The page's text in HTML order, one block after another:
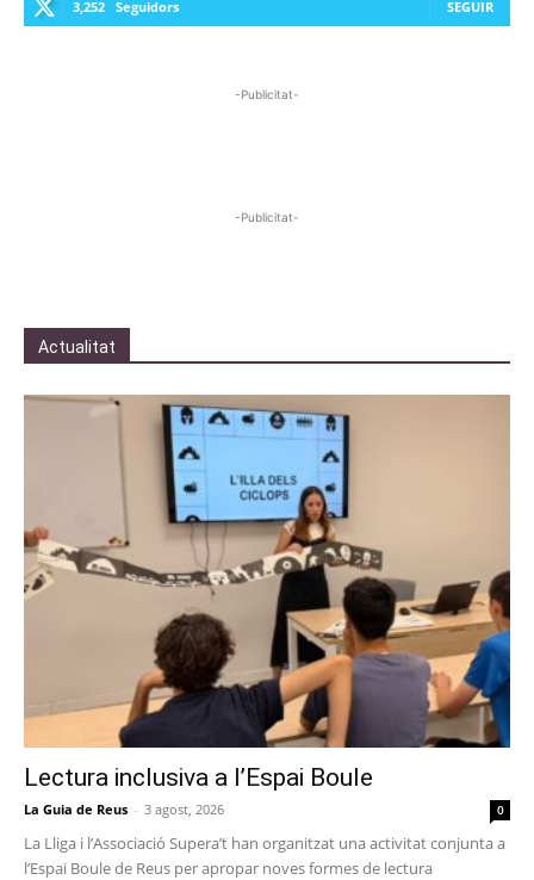
3,252 Seguidors SEGUIR
-Publicitat-
-Publicitat-
Actualitat
Lectura inclusiva a l’Espai Boule
La Guia de Reus - 3 agost, 2026 0
La Lliga i l’Associació Supera’t han organitzat una activitat conjunta a
l’Espai Boule de Reus per apropar noves formes de lectura